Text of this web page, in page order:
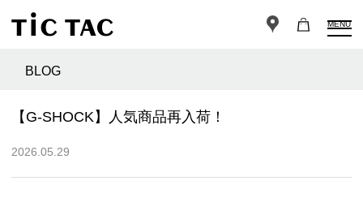
MENU
BLOG
【G-SHOCK】人気商品再入荷！
2026.05.29